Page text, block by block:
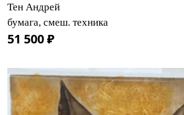
Тен Андрей
бумага, смеш. техника
51 500 ₽